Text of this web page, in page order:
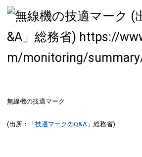
無線機の技適マーク
(出所：「技適マークのQ&A 」総務省)